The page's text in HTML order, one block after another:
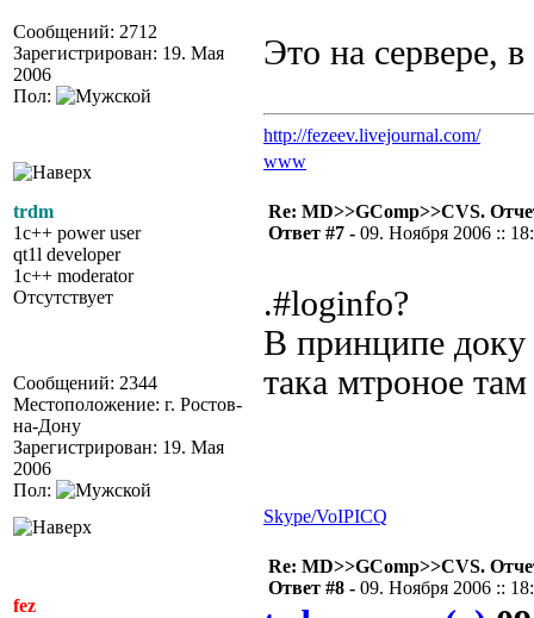
Сообщений: 2712
Зарегистрирован: 19. Мая
2006
Пол:
Это на сервере,
http://fezeev.livejournal.com/
www
trdm
1c++ power user
qt1l developer
1c++ moderator
Отсутствует
Сообщений: 2344
Местоположение: г. Ростов-
на-Дону
Зарегистрирован: 19. Мая
2006
Пол:
Re: MD>>GComp>>CVS.
Ответ #7 - 09. Ноября 2006 ::
.#loginfo?
В принципе
така мтроное
Skype/VoIPICQ
fez
Re: MD>>GComp>>CVS.
Ответ #8 - 09. Ноября 2006 ::